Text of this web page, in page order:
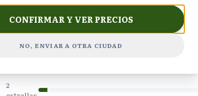
estrellas
4
estrellas
2
CONFIRMAR Y VER PRECIOS
NO, ENVIAR A OTRA CIUDAD